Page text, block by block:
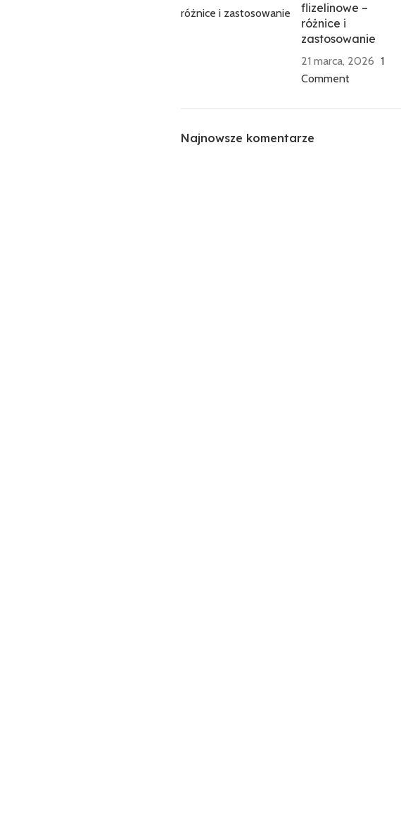
flizelinowe –
różnice i
zastosowanie
21 marca, 2026 1
Comment
Najnowsze komentarze